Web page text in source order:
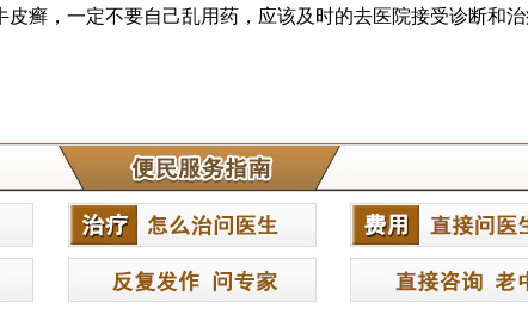
癣，一定不要自己乱用药，应该及时的去医院接受诊断和